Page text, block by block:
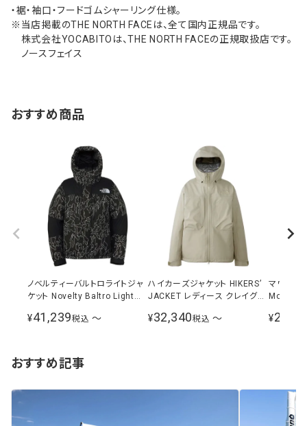
・裾・袖口・フードゴムシャーリング仕様。
※当店掲載のTHE NORTH FACEは、全て国内正規品です。
株式会社YOCABITOは、THE NORTH FACEの正規取扱店です。
ノースフェイス
おすすめ商品
ノベルティーバルトロライトジャ
ケット Novelty Baltro Light
ーク ND92341 KB
¥41,239税込 〜
ハイカーズジャケット HIKERS’
JACKET レディース クレイグレ
¥32,340税込 〜
マウンテ
¥
おすすめ記事